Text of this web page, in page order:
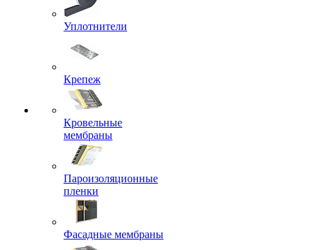
Уплотнители
Крепеж
Кровельные
мембраны
Пароизоляционные
пленки
Фасадные мембраны